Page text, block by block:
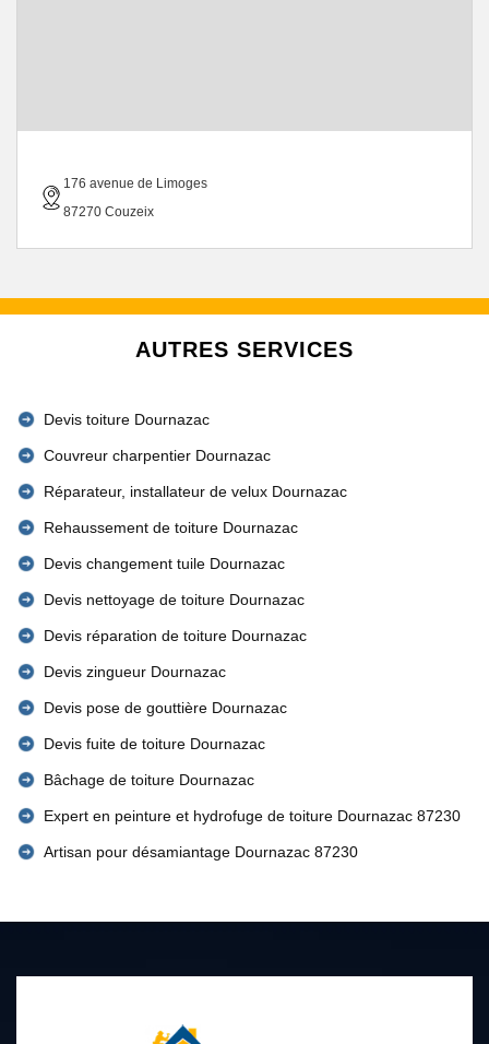
176 avenue de Limoges
87270 Couzeix
AUTRES SERVICES
Devis toiture Dournazac
Couvreur charpentier Dournazac
Réparateur, installateur de velux Dournazac
Rehaussement de toiture Dournazac
Devis changement tuile Dournazac
Devis nettoyage de toiture Dournazac
Devis réparation de toiture Dournazac
Devis zingueur Dournazac
Devis pose de gouttière Dournazac
Devis fuite de toiture Dournazac
Bâchage de toiture Dournazac
Expert en peinture et hydrofuge de toiture Dournazac 87230
Artisan pour désamiantage Dournazac 87230